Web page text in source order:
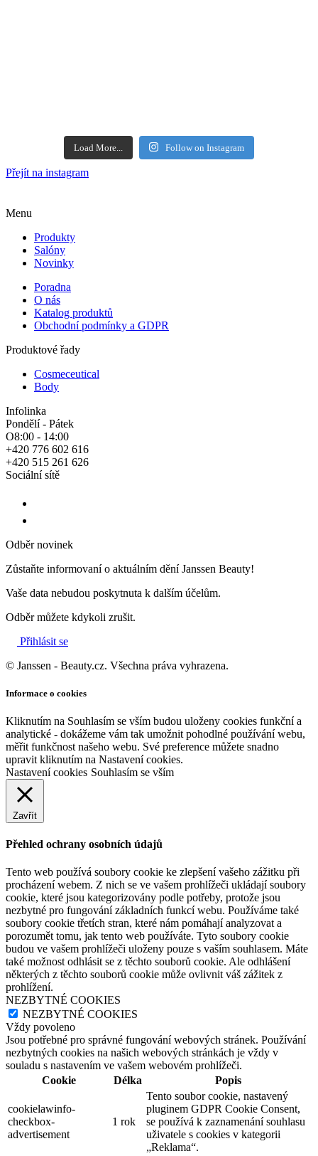
Load More... Follow on Instagram
Přejít na instagram
Menu
Produkty
Salóny
Novinky
Poradna
O nás
Katalog produktů
Obchodní podmínky a GDPR
Produktové řady
Cosmeceutical
Body
Infolinka
Pondělí - Pátek
O8:00 - 14:00
+420 776 602 616
+420 515 261 626
Sociální sítě
Odběr novinek
Zůstaňte informovaní o aktuálním dění Janssen Beauty!
Vaše data nebudou poskytnuta k dalším účelům.
Odběr můžete kdykoli zrušit.
Přihlásit se
© Janssen - Beauty.cz. Všechna práva vyhrazena.
Informace o cookies
Kliknutím na Souhlasím se vším budou uloženy cookies funkční a
analytické - dokážeme vám tak umožnit pohodlné používání webu,
měřit funkčnost našeho webu. Své preference můžete snadno
upravit kliknutím na Nastavení cookies.
Nastavení cookies Souhlasím se vším
Zavřít
Přehled ochrany osobních údajů
Tento web používá soubory cookie ke zlepšení vašeho zážitku při
procházení webem. Z nich se ve vašem prohlížeči ukládají soubory
cookie, které jsou kategorizovány podle potřeby, protože jsou
nezbytné pro fungování základních funkcí webu. Používáme také
soubory cookie třetích stran, které nám pomáhají analyzovat a
porozumět tomu, jak tento web používáte. Tyto soubory cookie
budou ve vašem prohlížeči uloženy pouze s vaším souhlasem. Máte
také možnost odhlásit se z těchto souborů cookie. Ale odhlášení
některých z těchto souborů cookie může ovlivnit váš zážitek z
prohlížení.
NEZBYTNÉ COOKIES
NEZBYTNÉ COOKIES
Vždy povoleno
Jsou potřebné pro správné fungování webových stránek. Používání
nezbytných cookies na našich webových stránkách je vždy v
souladu s nastavením ve vašem webovém prohlížeči.
Cookie
Délka Popis
cookielawinfo-
checkbox-
advertisement
1 rok
Tento soubor cookie, nastavený
pluginem GDPR Cookie Consent,
se používá k zaznamenání souhlasu
uživatele s cookies v kategorii
„Reklama“.